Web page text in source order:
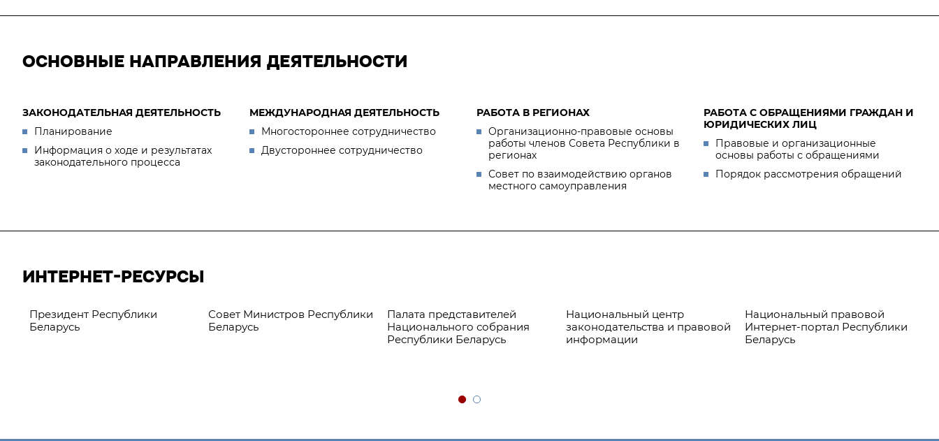
ОСНОВНЫЕ НАПРАВЛЕНИЯ ДЕЯТЕЛЬНОСТИ
ЗАКОНОДАТЕЛЬНАЯ ДЕЯТЕЛЬНОСТЬ
Планирование
Информация о ходе и результатах
законодательного процесса
МЕЖДУНАРОДНАЯ ДЕЯТЕЛЬНОСТЬ
Многостороннее сотрудничество
Двустороннее сотрудничество
РАБОТА В РЕГИОНАХ
Организационно-правовые основы
работы членов Совета Республики в
регионах
Совет по взаимодействию органов
местного самоуправления
РАБОТА С ОБРАЩЕНИЯМИ ГРАЖДАН И
ЮРИДИЧЕСКИХ ЛИЦ
Правовые и организационные
основы работы с обращениями
Порядок рассмотрения обращений
ИНТЕРНЕТ-РЕСУРСЫ
Президент Республики
Беларусь
Совет Министров Республики
Беларусь
Палата представителей
Национального собрания
Республики Беларусь
Национальный центр
законодательства и правовой
информации
Национальный правовой
Интернет-портал Республики
Беларусь